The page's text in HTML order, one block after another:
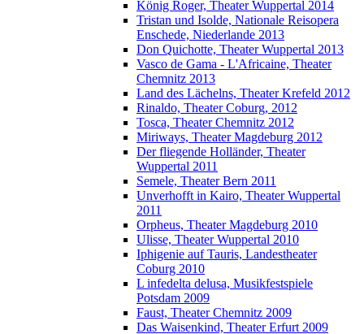
König Roger, Theater Wuppertal 2014
Tristan und Isolde, Nationale Reisopera
Enschede, Niederlande 2013
Don Quichotte, Theater Wuppertal 2013
Vasco de Gama - L'Africaine, Theater
Chemnitz 2013
Land des Lächelns, Theater Krefeld 2012
Rinaldo, Theater Coburg, 2012
Tosca, Theater Chemnitz 2012
Miriways, Theater Magdeburg 2012
Der fliegende Holländer, Theater
Wuppertal 2011
Semele, Theater Bern 2011
Unverhofft in Kairo, Theater Wuppertal
2011
Orpheus, Theater Magdeburg 2010
Ulisse, Theater Wuppertal 2010
Iphigenie auf Tauris, Landestheater
Coburg 2010
L infedelta delusa, Musikfestspiele
Potsdam 2009
Faust, Theater Chemnitz 2009
Das Waisenkind, Theater Erfurt 2009